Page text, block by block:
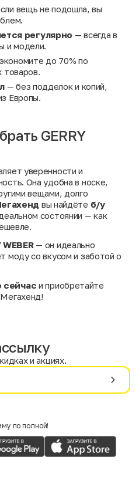
вещь не подошла, вы
регулярно — всегда в
и модели.
до 70% по
товаров.
— без подделок и копий,
Европы.
GERRY
уверенности и
Она удобна в носке,
вещами, долго
вы найдёте б/у
состоянии — как
— он идеально
моду со вкусом и заботой о
сейчас и приобретайте
и акциях.
по полной!